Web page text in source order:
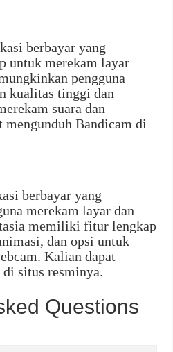
berbayar yang
untuk merekam layar
pengguna
kualitas tinggi dan
suara dan
mengunduh Bandicam di
berbayar yang
merekam layar dan
memiliki fitur lengkap
dan opsi untuk
Kalian dapat
di situs resminya.
Questions